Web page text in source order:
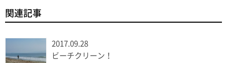
関連記事
2017.09.28
ビーチクリーン！